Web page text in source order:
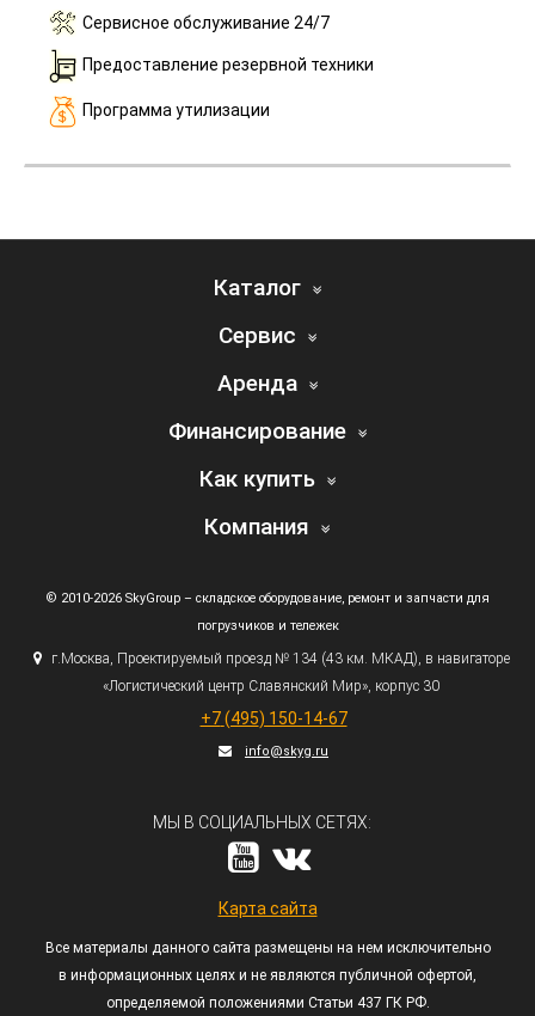
Сервисное обслуживание 24/7
Предоставление резервной техники
Программа утилизации
Каталог
Сервис
Аренда
Финансирование
Как купить
Компания
© 2010-2026 SkyGroup – складское оборудование, ремонт и запчасти для
погрузчиков и тележек
г.Москва, Проектируемый проезд № 134 (43км. МКАД), в навигаторе
«Логистический центр Славянский Мир», корпус 30
+7 (495) 150-14-67
info@skyg.ru
МЫ В СОЦИАЛЬНЫХ СЕТЯХ:
Карта сайта
Все материалы данного сайта размещены на нем исключительно
в информационных целях и не являются публичной офертой,
определяемой положениями Статьи 437 ГК РФ.